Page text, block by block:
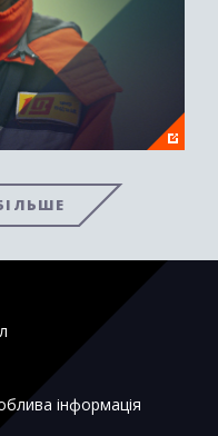
інформація